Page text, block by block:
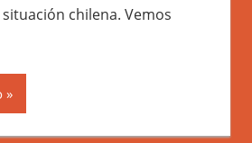
chilena. Vemos